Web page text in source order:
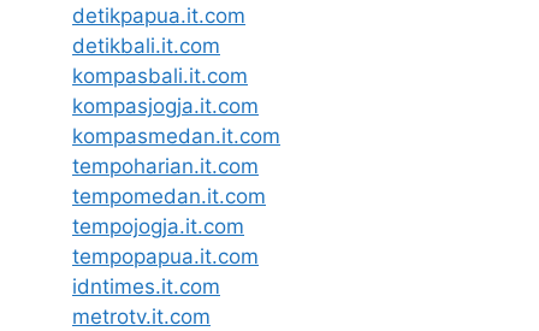
detikpapua.it.com
detikbali.it.com
kompasbali.it.com
kompasjogja.it.com
kompasmedan.it.com
tempoharian.it.com
tempomedan.it.com
tempojogja.it.com
tempopapua.it.com
idntimes.it.com
metrotv.it.com